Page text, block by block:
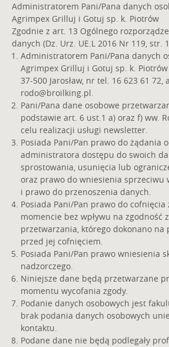
Administratorem Pani/Pana danych
Agrimpex Grilluj i Gotuj sp. k. Piotrów
Zgodnie z art. 13 Ogólnego
danych (Dz. Urz. UE.L 2016 Nr 119, str.
Administratorem Pani/Pana danych
Agrimpex Grilluj i Gotuj sp. k.
37-500 Jarosław, nr tel. 16 623 61 72,
rodo@broilking.pl.
Pani/Pana dane osobowe
podstawie art. 6 ust.1 a) oraz f) ww.
celu realizacji usługi newsletter.
Posiada Pani/Pan prawo do żądania
administratora dostępu do swoich
sprostowania, usunięcia lub
oraz prawo do wniesienia sprzeciwu
i prawo do przenoszenia danych.
Posiada Pani/Pan prawo do
momencie bez wpływu na zgodność
przetwarzania, którego dokonano na
przed jej cofnięciem.
Posiada Pani/Pan prawo wniesienia
nadzorczego.
Niniejsze dane będą przetwarzane
momentu wycofania zgody.
Podanie danych osobowych jest
brak podania danych osobowych
kontaktu.
Podane dane nie będą podlegały